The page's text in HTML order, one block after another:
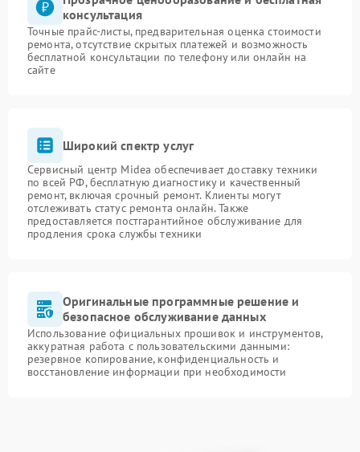
консультация
Точные прайс-листы, предварительная оценка стоимости
ремонта, отсутствие скрытых платежей и возможность
бесплатной консультации по телефону или онлайн на
сайте
Широкий спектр услуг
Сервисный центр Midea обеспечивает доставку техники
по всей РФ, бесплатную диагностику и качественный
ремонт, включая срочный ремонт. Клиенты могут
отслеживать статус ремонта онлайн. Также
предоставляется постгарантийное обслуживание для
продления срока службы техники
Оригинальные программные решение и
безопасное обслуживание данных
Использование официальных прошивок и инструментов,
аккуратная работа с пользовательскими данными:
резервное копирование, конфиденциальность и
восстановление информации при необходимости